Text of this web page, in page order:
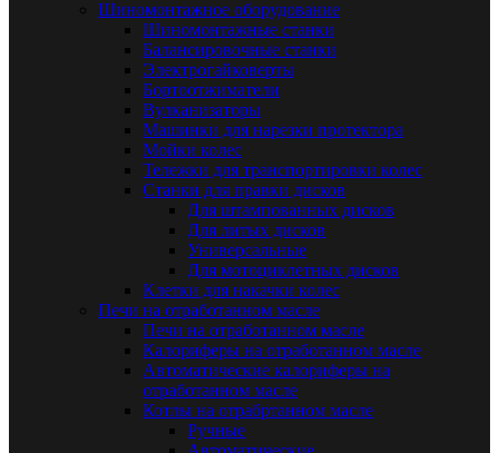
Шиномонтажное оборудование
Шиномонтажные станки
Балансировочные станки
Электрогайковерты
Бортоотжиматели
Вулканизаторы
Машинки для нарезки протектора
Мойки колес
Тележки для транспортировки колес
Станки для правки дисков
Для штампованных дисков
Для литых дисков
Универсальные
Для мотоциклетных дисков
Клетки для накачки колес
Печи на отработанном масле
Печи на отработанном масле
Калориферы на отработанном масле
Автоматические калориферы на
отработанном масле
Котлы на отрабртанном масле
Ручные